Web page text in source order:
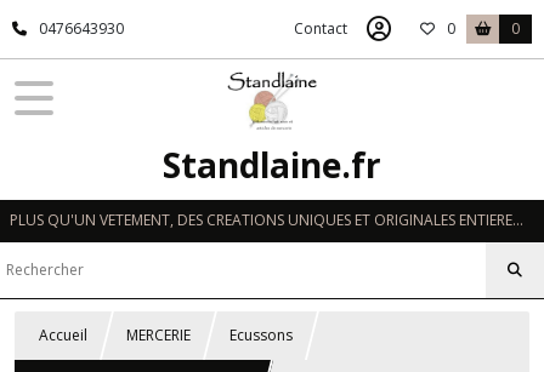
0476643930 Contact 0 0
Standlaine.fr
PLUS QU'UN VETEMENT, DES CREATIONS UNIQUES ET ORIGINALES ENTIEREMENT REALISEES A LA MAIN EN FRANCE
Accueil MERCERIE Ecussons